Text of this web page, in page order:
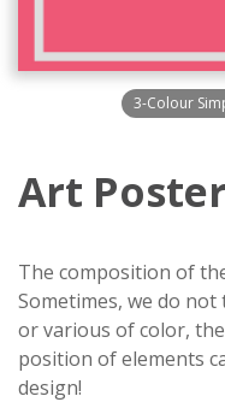
3-Colour
Art Poster
The composition of
Sometimes, we do
or various of color,
position of elements
design!